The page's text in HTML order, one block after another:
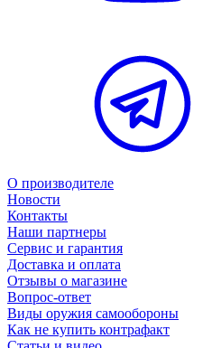
О производителе
Новости
Контакты
Наши партнеры
Сервис и гарантия
Доставка и оплата
Отзывы о магазине
Вопрос-ответ
Виды оружия самообороны
Как не купить контрафакт